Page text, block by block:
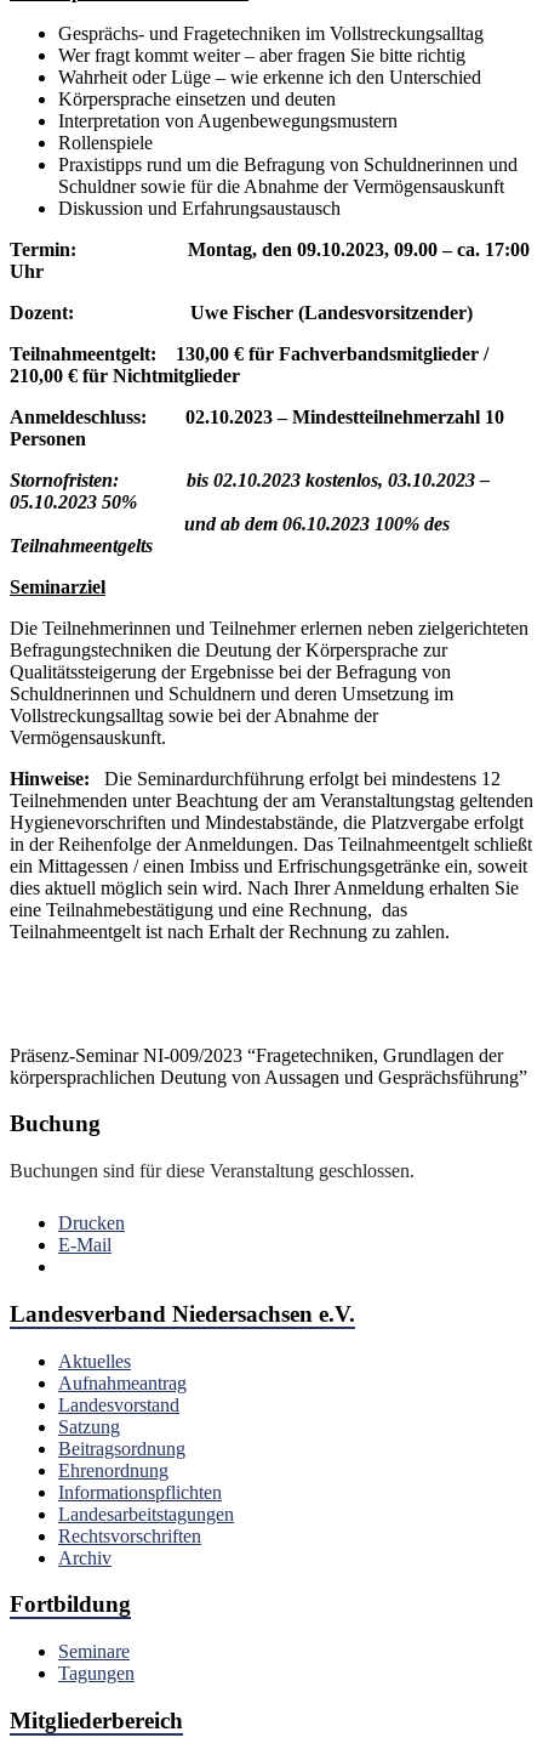
Gesprächs- und Fragetechniken im Vollstreckungsalltag
Wer fragt kommt weiter – aber fragen Sie bitte richtig
Wahrheit oder Lüge – wie erkenne ich den Unterschied
Körpersprache einsetzen und deuten
Interpretation von Augenbewegungsmustern
Rollenspiele
Praxistipps rund um die Befragung von Schuldnerinnen und
Schuldner sowie für die Abnahme der Vermögensauskunft
Diskussion und Erfahrungsaustausch
Termin: Montag, den 09.10.2023, 09.00 – ca. 17:00
Uhr
Dozent: Uwe Fischer (Landesvorsitzender)
Teilnahmeentgelt: 130,00 € für Fachverbandsmitglieder /
210,00 € für Nichtmitglieder
Anmeldeschluss: 02.10.2023 – Mindestteilnehmerzahl 10
Personen
Stornofristen:
bis 02.10.2023 kostenlos, 03.10.2023 –
05.10.2023 50%
und ab dem 06.10.2023 100% des
Teilnahmeentgelts
Seminarziel
Die Teilnehmerinnen und Teilnehmer erlernen neben zielgerichteten
Befragungstechniken die Deutung der Körpersprache zur
Qualitätssteigerung der Ergebnisse bei der Befragung von
Schuldnerinnen und Schuldnern und deren Umsetzung im
Vollstreckungsalltag sowie bei der Abnahme der
Vermögensauskunft.
Hinweise: Die Seminardurchführung erfolgt bei mindestens 12
Teilnehmenden unter Beachtung der am Veranstaltungstag geltenden
Hygienevorschriften und Mindestabstände, die Platzvergabe erfolgt
in der Reihenfolge der Anmeldungen. Das Teilnahmeentgelt schließt
ein Mittagessen / einen Imbiss und Erfrischungsgetränke ein, soweit
dies aktuell möglich sein wird. Nach Ihrer Anmeldung erhalten Sie
eine Teilnahmebestätigung und eine Rechnung, das
Teilnahmeentgelt ist nach Erhalt der Rechnung zu zahlen.
Präsenz-Seminar NI-009/2023 “Fragetechniken, Grundlagen der
körpersprachlichen Deutung von Aussagen und Gesprächsführung”
Buchung
Buchungen sind für diese Veranstaltung geschlossen.
Drucken
E-Mail
Landesverband Niedersachsen e.V.
Aktuelles
Aufnahmeantrag
Landesvorstand
Satzung
Beitragsordnung
Ehrenordnung
Informationspflichten
Landesarbeitstagungen
Rechtsvorschriften
Archiv
Fortbildung
Seminare
Tagungen
Mitgliederbereich